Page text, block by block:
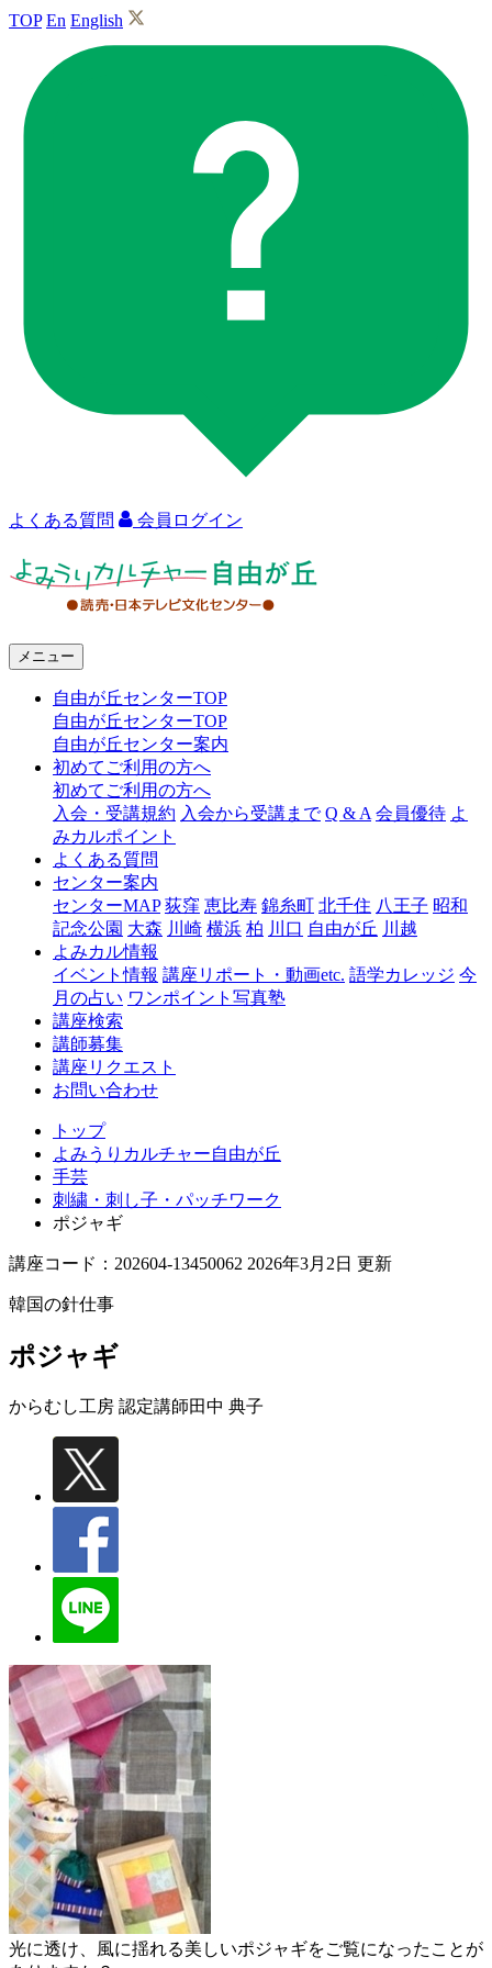
TOP En English
よくある質問 会員ログイン
ャ
由
丘
メニュー
自由が丘センターTOP
自由が丘センターTOP
自由が丘センター案内
初めてご利用の方へ
初めてご利用の方へ
入会・受講規約 入会から受講まで Q & A 会員優待 よ
みカルポイント
よくある質問
センター案内
センターMAP 荻窪 恵比寿 錦糸町 北千住 八王子 昭和
記念公園 大森 川崎 横浜 柏 川口 自由が丘 川越
よみカル情報
イベント情報 講座リポート・動画etc. 語学カレッジ 今
月の占い ワンポイント写真塾
講座検索
講師募集
講座リクエスト
お問い合わせ
トップ
よみうりカルチャー自由が丘
手芸
刺繍・刺し子・パッチワーク
ポジャギ
講座コード：202604-13450062 2026年3月2日 更新
韓国の針仕事
ポジャギ
からむし工房 認定講師田中 典子
光に透け、風に揺れる美しいポジャギをご覧になったことが